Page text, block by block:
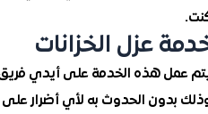
عزل الخزانات
عمل هذه الخدمة على أيدي فريق
بدون الحدوث به لأي أضرار